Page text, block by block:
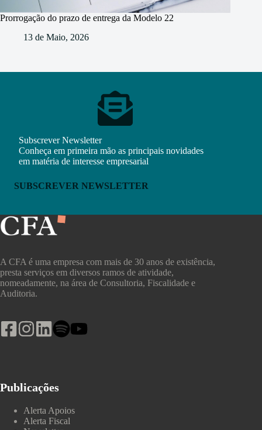
Prorrogação do prazo de entrega da Modelo 22
13 de Maio, 2026
Subscrever Newsletter
Conheça em primeira mão as principais novidades
em matéria de interesse empresarial
SUBSCREVER NEWSLETTER
A CFA é uma empresa com mais de 30 anos de existência,
presta serviços em diversos ramos de atividade,
nomeadamente, na área de Consultoria, Fiscalidade e
Auditoria.
Publicações
Alerta Apoios
Alerta Fiscal